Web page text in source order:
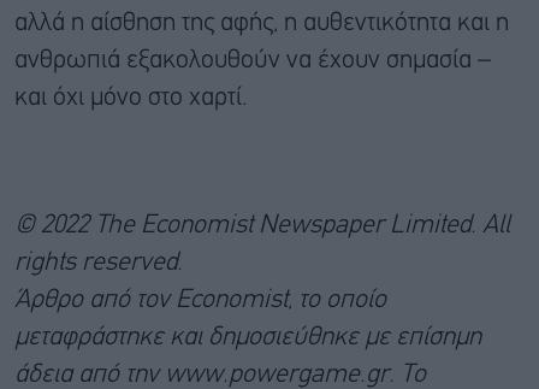
αλλά η αίσθηση της αφής, η αυθεντικότητα και η
ανθρωπιά εξακολουθούν να έχουν σημασία –
και όχι μόνο στο χαρτί.
© 2022 The Economist Newspaper Limited. All
rights reserved.
Άρθρο από τον Economist, το οποίο
μεταφράστηκε και δημοσιεύθηκε με επίσημη
άδεια από την www.powergame.gr. Το